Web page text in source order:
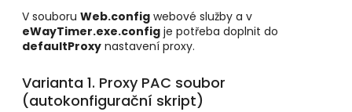
V souboru Web.config webové služby a v
eWayTimer.exe.config je potřeba doplnit do
defaultProxy nastavení proxy.
Varianta 1. Proxy PAC soubor
(autokonfigurační skript)